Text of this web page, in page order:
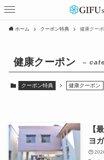
ホーム クーポン特典 健康クー
健康クーポン –
クーポン特典 健康クーポン
【
ヨ